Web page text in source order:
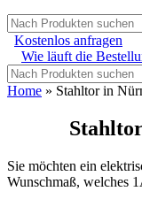
Kostenlos anfragen
Wie läuft die
Home » Stahltor in
Sie möchten ein
Wunschmaß, welches